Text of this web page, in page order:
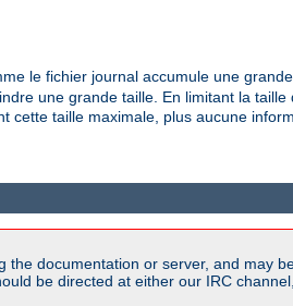
le fichier journal accumule une
une grande taille. En limitant la taille
cette taille maximale, plus aucune
documentation or server, and may
be directed at either our IRC